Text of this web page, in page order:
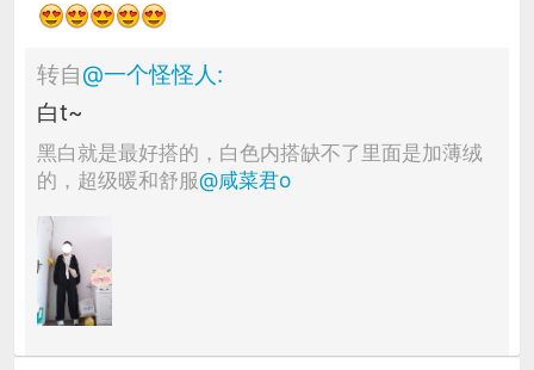
转自@一个怪怪人 :
白t~
黑白就是最好搭的，白色内搭缺不了里面是加薄绒
的，超级暖和舒服@咸菜君o